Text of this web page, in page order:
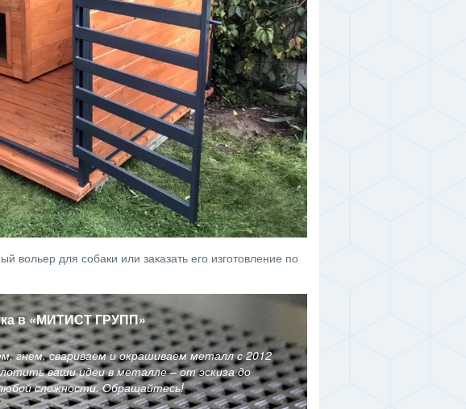
вольер для собаки или заказать его изготовление по
в«МИТИСТ ГРУПП»
гнем, свариваем и окрашиваем металл с 2012
ваши идеи в металле – от эскиза до
сложности. Обращайтесь!